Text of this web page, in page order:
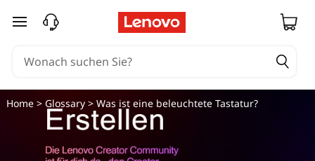
zum Hauptinhalt springen
Home> Glossary> Was ist eine beleuchtete Tastatur?